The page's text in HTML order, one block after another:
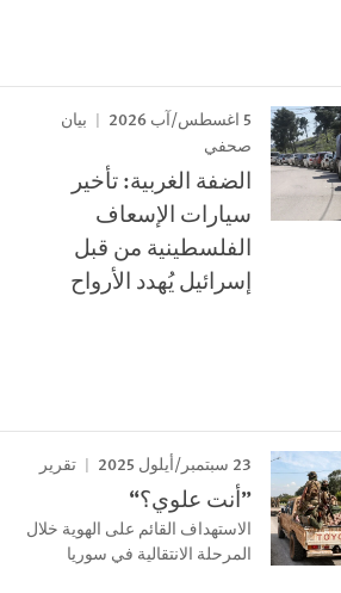
5 اغسطس/آب 2026
بيان
صحفي
الضفة الغربية: تأخير
سيارات الإسعاف
الفلسطينية من قبل
إسرائيل يُهدد الأرواح
23 سبتمبر/أيلول 2025 تقرير
”أنت علوي؟“
الاستهداف القائم على الهوية خلال
المرحلة الانتقالية في سوريا